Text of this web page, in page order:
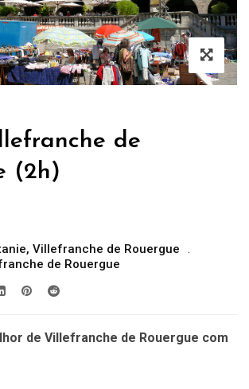
de
(2h)
, Villefranche de Rouergue
de Rouergue
de Villefranche de Rouergue com